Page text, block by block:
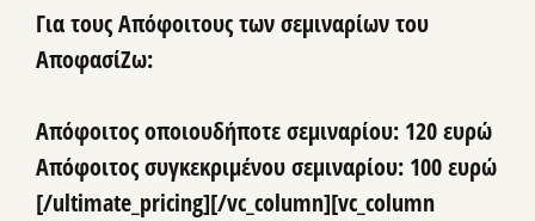
Για τους Απόφοιτους των σεμιναρίων του
ΑποφασίΖω:
Απόφοιτος οποιουδήποτε σεμιναρίου: 120 ευρώ
Απόφοιτος συγκεκριμένου σεμιναρίου: 100 ευρώ
[/ultimate_pricing][/vc_column][vc_column